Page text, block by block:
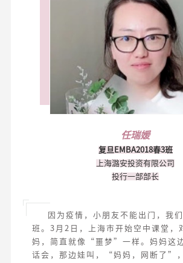
任瑞媛
复旦EMBA2018春3班
上海潞安投资有限公司
投行一部部长
因为疫情，小朋友不能出门，我
班。3月2日，上海市开始空中课堂，
妈，简直就像“噩梦”一样。妈妈这
话会，那边娃叫，“妈妈，网断了”